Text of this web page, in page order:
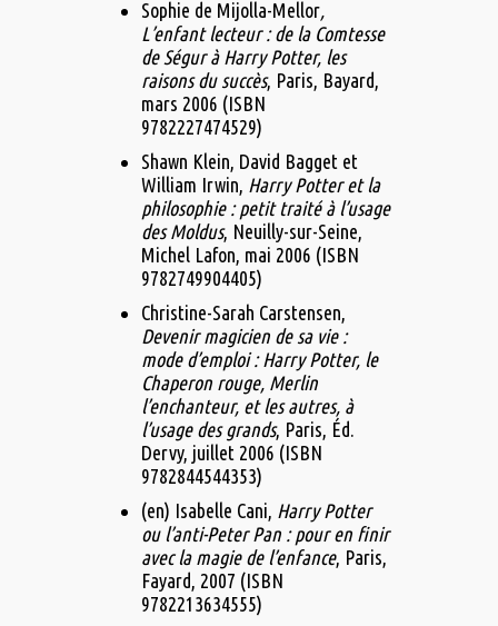
Sophie de Mijolla-Mellor,
L’enfant lecteur : de la Comtesse
de Ségur à Harry Potter, les
raisons du succès, Paris, Bayard,‎
mars 2006 (ISBN
9782227474529)
Shawn Klein, David Bagget et
William Irwin, Harry Potter et la
philosophie : petit traité à l’usage
des Moldus, Neuilly-sur-Seine,
Michel Lafon,‎ mai 2006 (ISBN
9782749904405)
Christine-Sarah Carstensen,
Devenir magicien de sa vie :
mode d’emploi : Harry Potter, le
Chaperon rouge, Merlin
l’enchanteur, et les autres, à
l’usage des grands, Paris, Éd.
Dervy,‎ juillet 2006 (ISBN
9782844544353)
(en) Isabelle Cani, Harry Potter
ou l’anti-Peter Pan : pour en finir
avec la magie de l’enfance, Paris,
Fayard,‎ 2007 (ISBN
9782213634555)